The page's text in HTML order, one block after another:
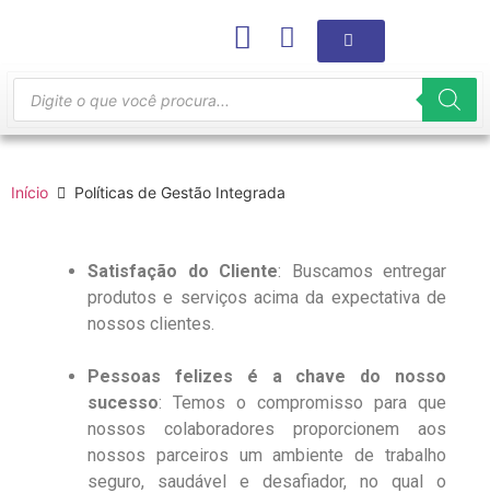
Início Políticas de Gestão Integrada
Satisfação do Cliente: Buscamos entregar
produtos e serviços acima da expectativa de
nossos clientes.
Pessoas felizes é a chave do nosso
sucesso: Temos o compromisso para que
nossos colaboradores proporcionem aos
nossos parceiros um ambiente de trabalho
seguro, saudável e desafiador, no qual o